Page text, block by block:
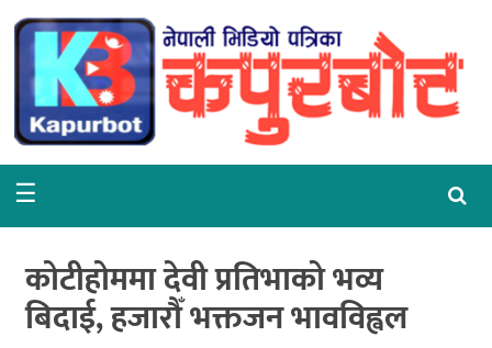
गृहपृष्ठ
समाचार
राजनीति
वरपर
शिक्षा
☰
कोटीहोममा देवी प्रतिभाको भव्य
बिदाई, हजारौँ भक्तजन भावविह्वल